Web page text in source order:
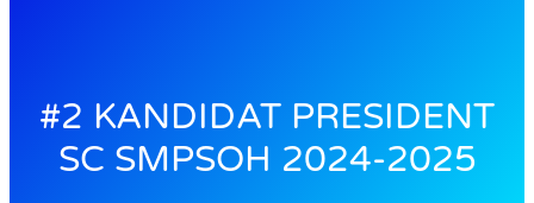
#2 KANDIDAT PRESIDENT
SC SMPSOH 2024-2025